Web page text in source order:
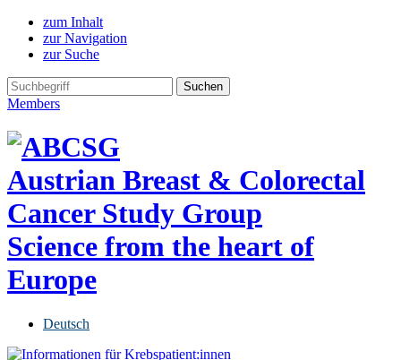
zum Inhalt
zur Navigation
zur Suche
Members
Austrian Breast & Colorectal
Cancer Study Group
Science from the heart of
Europe
Deutsch